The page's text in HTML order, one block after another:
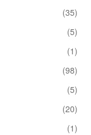
(35)
(5)
(1)
(98)
(5)
(20)
(1)